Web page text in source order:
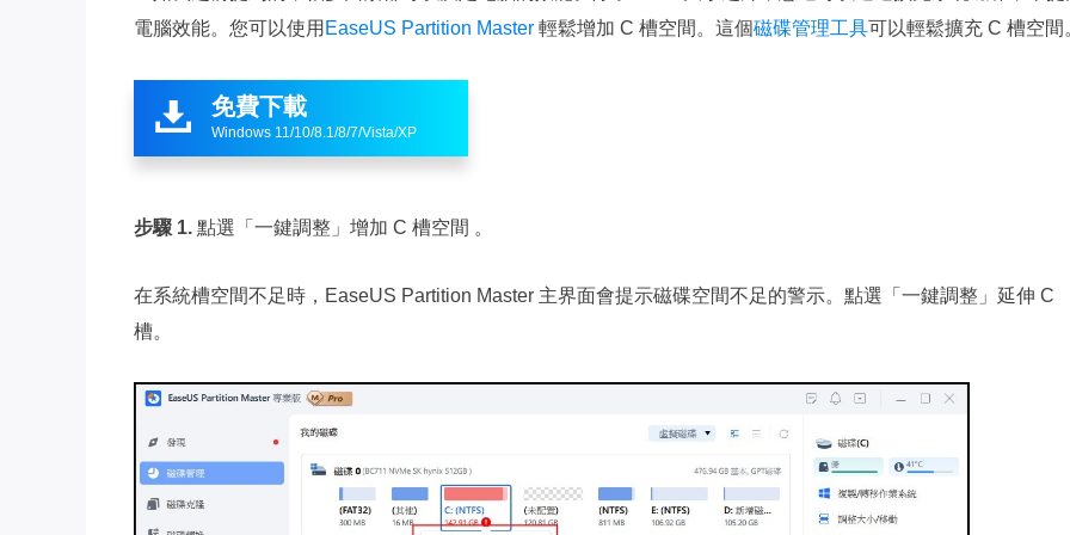
電腦效能。您可以使用 EaseUS Partition Master 輕鬆增加 C 槽空間。這個磁碟管理工具可以輕鬆擴充 C 槽空間
 免費下載
Windows 11/10/8.1/8/7/Vista/XP
步驟 1. 點選「一鍵調整」增加 C 槽空間 。
在系統槽空間不足時，EaseUS Partition Master 主界面會提示磁碟空間不足的警示。點選「一鍵調整」延伸 C
槽。